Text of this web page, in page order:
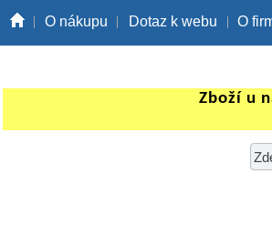
O nákupu Dotaz k webu O
Zboží u